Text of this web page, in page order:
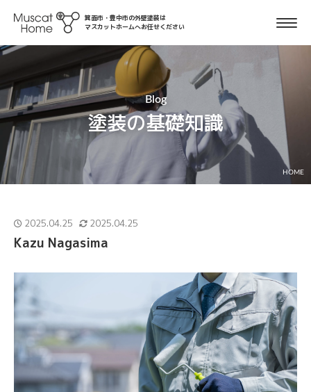
箕面市・豊中市の外壁塗装は
マスカットホームへお任せください
Blog
塗装の基礎知識
HOME
2025.04.25 2025.04.25
Kazu Nagasima